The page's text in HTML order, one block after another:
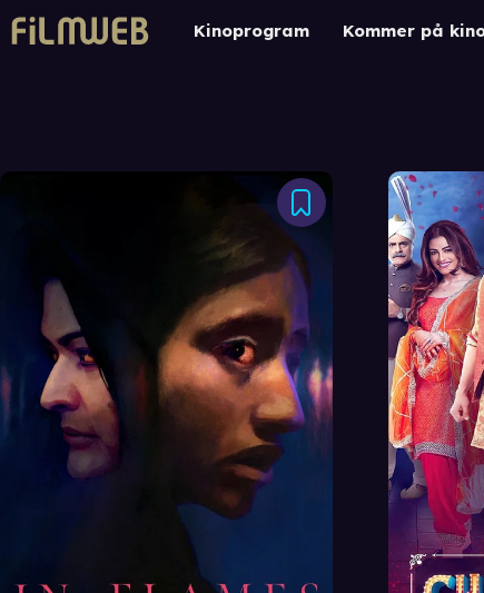
Kinoprogram Kommer på